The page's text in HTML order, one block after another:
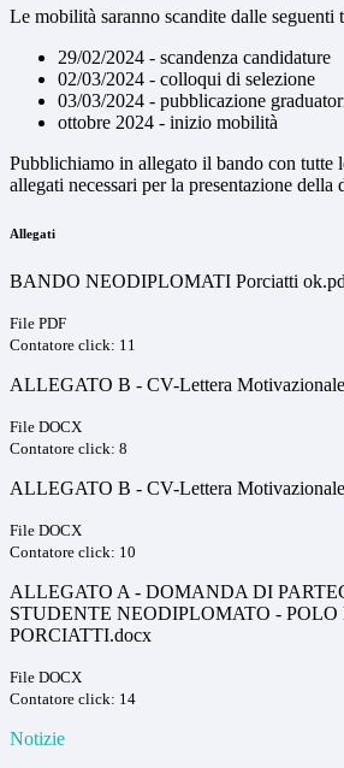
Le mobilità saranno scandite dalle seguenti
29/02/2024 - scandenza candidature
02/03/2024 - colloqui di selezione
03/03/2024 - pubblicazione
ottobre 2024 - inizio mobilità
Pubblichiamo in allegato il bando con tutte
allegati necessari per la presentazione della
Allegati
BANDO NEODIPLOMATI Porciatti
File PDF
Contatore click: 11
ALLEGATO B - CV-Lettera
File DOCX
Contatore click: 8
ALLEGATO B - CV-Lettera
File DOCX
Contatore click: 10
ALLEGATO A - DOMANDA DI
STUDENTE NEODIPLOMATO -
PORCIATTI.docx
File DOCX
Contatore click: 14
Notizie